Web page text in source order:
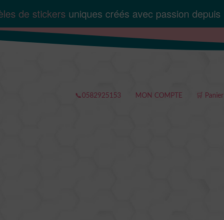
de stickers uniques créés avec passion depuis
📞0582925153 MON COMPTE 🛒 Panier